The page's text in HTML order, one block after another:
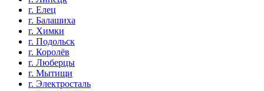
г. Елец
г. Балашиха
г. Химки
г. Подольск
г. Королёв
г. Люберцы
г. Мытищи
г. Электросталь